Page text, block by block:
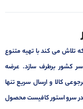
تلاش می کند با تهیه متنوع
کشور برطرف سازد. عرضه
کالا و ارسال سریع تنها
در سرو استور کافیست محصول